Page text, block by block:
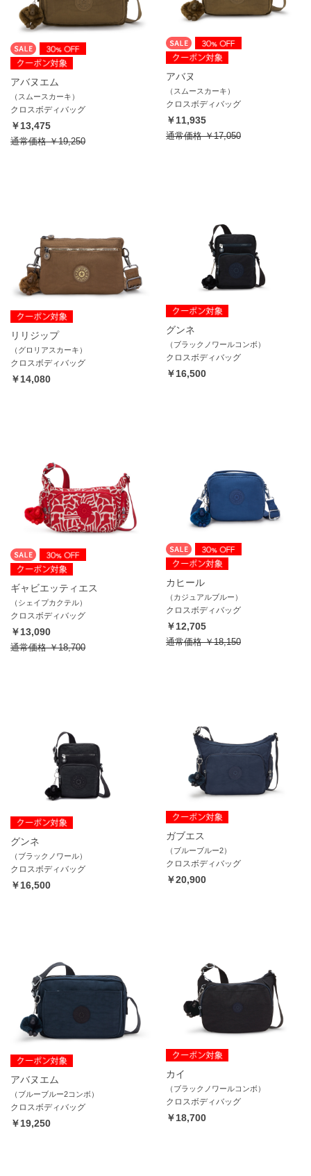
アバヌエム
（スムースカーキ）
クロスボディバッグ
￥13,475
通常価格￥19,250
アバヌ
（スムースカーキ）
クロスボディバッグ
￥11,935
通常価格￥17,050
リリジップ
（グロリアスカーキ）
クロスボディバッグ
￥14,080
グンネ
（ブラックノワールコンボ）
クロスボディバッグ
￥16,500
ギャビエッティエス
（シェイプカクテル）
クロスボディバッグ
￥13,090
通常価格￥18,700
カヒール
（カジュアルブルー）
クロスボディバッグ
￥12,705
通常価格￥18,150
グンネ
（ブラックノワール）
クロスボディバッグ
￥16,500
ガブエス
（ブルーブルー2）
クロスボディバッグ
￥20,900
アバヌエム
（ブルーブルー2コンボ）
クロスボディバッグ
￥19,250
カイ
（ブラックノワールコンボ）
クロスボディバッグ
￥18,700